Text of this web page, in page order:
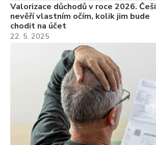
Valorizace důchodů v roce 2026. Češi
nevěří vlastním očím, kolik jim bude
chodit na účet
22. 5. 2025